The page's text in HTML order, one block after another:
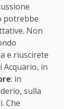
potrebbe
Non
e riuscirete
Acquario, in
: in
sulla
Che